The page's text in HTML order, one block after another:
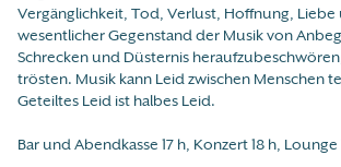
Vergänglichkeit, Tod, Verlust, Hoffnung,
wesentlicher Gegenstand der Musik von
Schrecken und Düsternis
trösten. Musik kann Leid zwischen Menschen
Geteiltes Leid ist halbes Leid.
Bar und Abendkasse 17 h, Konzert 18 h, Lounge